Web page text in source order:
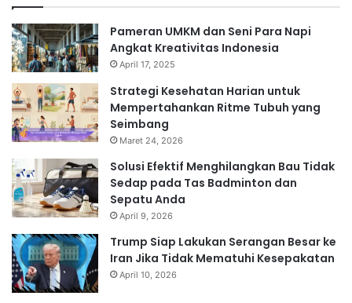
Pameran UMKM dan Seni Para Napi
Angkat Kreativitas Indonesia
April 17, 2025
Strategi Kesehatan Harian untuk
Mempertahankan Ritme Tubuh yang
Seimbang
Maret 24, 2026
Solusi Efektif Menghilangkan Bau Tidak
Sedap pada Tas Badminton dan
Sepatu Anda
April 9, 2026
Trump Siap Lakukan Serangan Besar ke
Iran Jika Tidak Mematuhi Kesepakatan
April 10, 2026